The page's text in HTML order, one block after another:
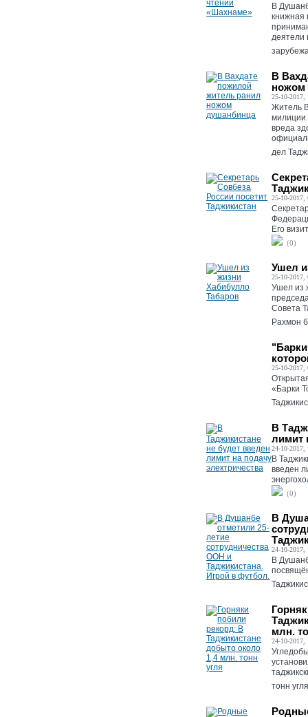
В
книжная
деятели
В
ножом
25-10-2017,
Житель
милиции
вреда
дел
25-10-2017,
Его
(0)
Ушел
25-10-2017,
Ушел из
Совета
Рахмон
25-10-2017,
«Барки
В
лимит
24-10-2017,
В
введен
(0)
В
24-10-2017,
В
млн.
24-10-2017,
тонн